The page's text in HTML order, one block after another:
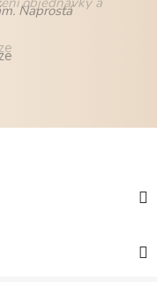
Naprostá